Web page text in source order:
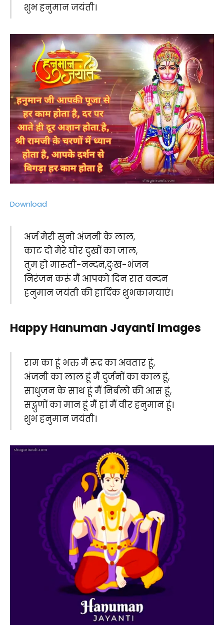
शुभ हनुमान जयंती।
Download
अर्ज मेरी सुनो अंजनी के लाल,
काट दो मेरे घोर दुखों का जाल,
तुम हो मारुती-नन्दन,दुःख-भंजन
निरंजन करूं मैं आपको दिन रात वन्दन
हनुमान जयंती की हार्दिक शुभकामयाएं।
Happy Hanuman Jayanti Images
राम का हूं भक्त मैं रूद्र का अवतार हूं,
अंजनी का लाल हूं मैं दुर्जनों का काल हूं,
साधुजन के साथ हूं मैं निर्बलो की आस हूं,
सद्गुणों का मान हूं मैं हां मैं वीर हनुमान हूं।
शुभ हनुमान जयंती।